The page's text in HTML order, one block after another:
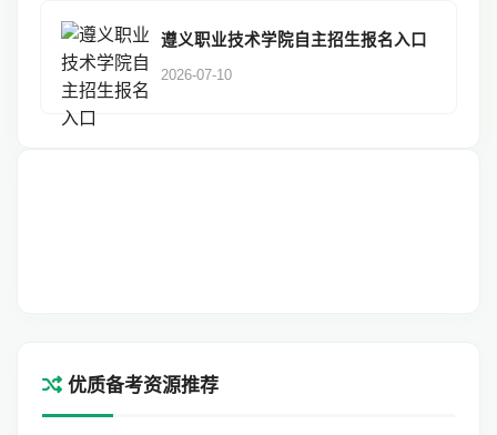
遵义职业技术学院自主招生报名入口
2026-07-10
优质备考资源推荐